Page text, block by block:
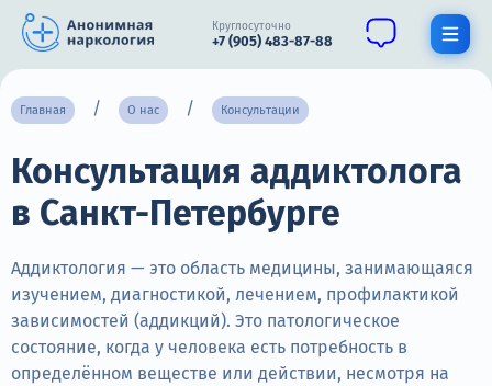
Круглосуточно
+7 (905) 483-87-88
О нас
Наркомания
Нарколог
Стационар
Главная О нас Консультации
Консультация аддиктолога
в Санкт-Петербурге
Аддиктология — это область медицины, занимающаяся
изучением, диагностикой, лечением, профилактикой
зависимостей (аддикций). Это патологическое
состояние, когда у человека есть потребность в
определённом веществе или действии, несмотря на